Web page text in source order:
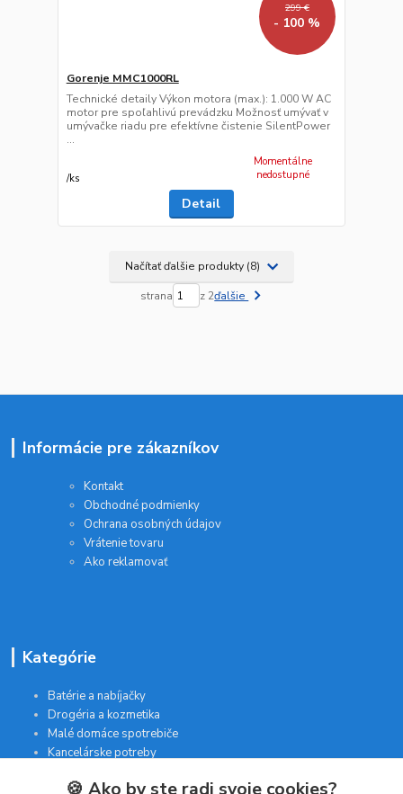
299 €
- 100 %
Gorenje MMC1000RL
Technické detaily Výkon motora (max.): 1.000 W AC
motor pre spoľahlivú prevádzku Možnosť umývať v
umývačke riadu pre efektívne čistenie SilentPower
...
/ks
Momentálne
nedostupné
Detail
Načítať ďalšie produkty (8)
strana z 2ďalšie
Informácie pre zákazníkov
Kontakt
Obchodné podmienky
Ochrana osobných údajov
Vrátenie tovaru
Ako reklamovať
Kategórie
Batérie a nabíjačky
Drogéria a kozmetika
Malé domáce spotrebiče
Kancelárske potreby
🍪 Ako by ste radi svoje cookies?